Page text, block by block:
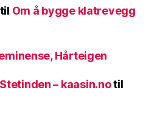
til Om å bygge klatrevegg
Hårteigen
– kaasin.notil